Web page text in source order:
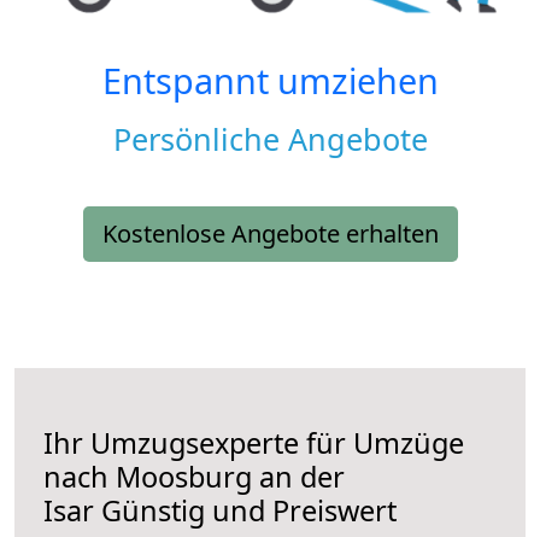
Entspannt umziehen
Persönliche Angebote
Kostenlose Angebote erhalten
Ihr Umzugsexperte für Umzüge
nach Moosburg an der
Isar Günstig und Preiswert